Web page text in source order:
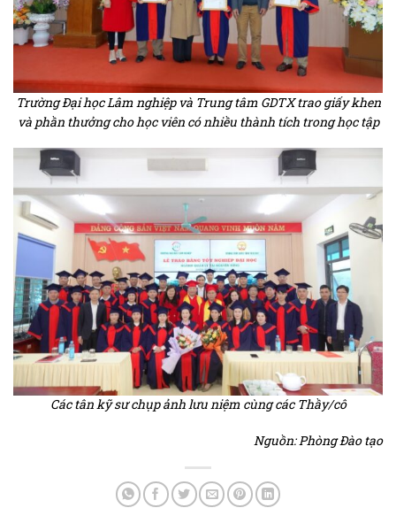
Trường Đại học Lâm nghiệp và Trung tâm GDTX trao giấy khen
và phần thưởng cho học viên có nhiều thành tích trong học tập
Các tân kỹ sư chụp ảnh lưu niệm cùng các Thầy/cô
Nguồn: Phòng Đào tạo